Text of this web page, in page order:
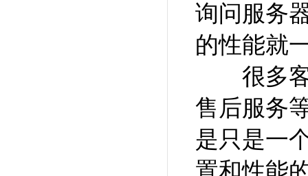
询问服务
的性能就
很多客
售后服务
是只是一
置和性能